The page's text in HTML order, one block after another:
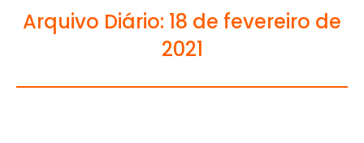
Arquivo Diário: 18 de fevereiro de
2021